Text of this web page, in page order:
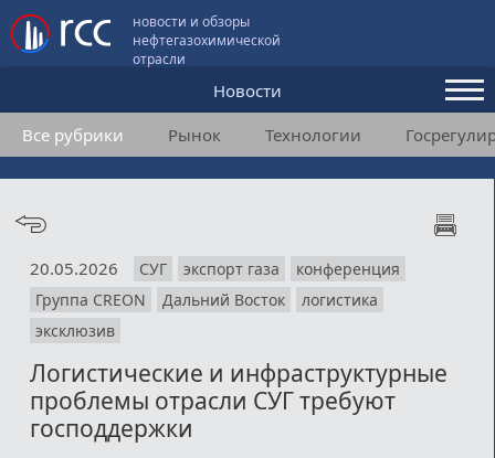
новости и обзоры
нефтегазохимической
отрасли
Новости
Аналитика и мнения
Конференции
Подписка
Пользовательское соглашение
Медиакит
Все рубрики Рынок Технологии
20.05.2026 СУГ экспорт газа
конференция
Группа CREON
Дальний Восток
логистика
эксклюзив
Логистические и инфраструктурные
проблемы отрасли СУГ требуют
господдержки